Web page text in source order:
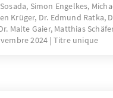
Simon Engelkes,
Krüger, Dr. Edmund Ratka,
Malte Gaier, Matthias
2024 Titre unique